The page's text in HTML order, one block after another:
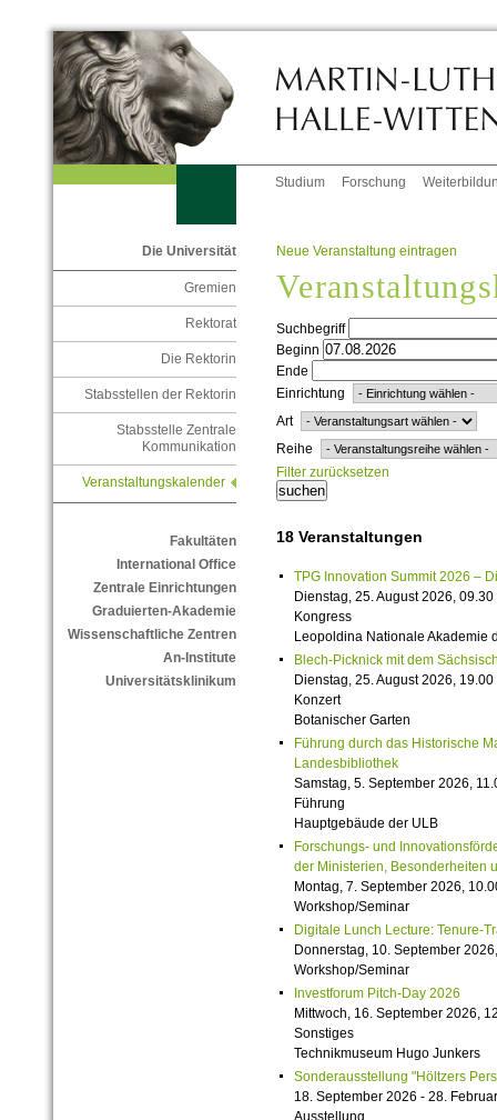
Studium Forschung
Die Universität
Gremien
Rektorat
Die Rektorin
Stabsstellen der Rektorin
Stabsstelle Zentrale
Kommunikation
Veranstaltungskalender
Fakultäten
International Office
Zentrale Einrichtungen
Graduierten-Akademie
Wissenschaftliche Zentren
An-Institute
Universitätsklinikum
Neue Veranstaltung eintragen
Suchbegriff
Beginn
Ende
Einrichtung
Art
Reihe
Filter zurücksetzen
18 Veranstaltungen
TPG Innovation Summit 2026 –
Dienstag, 25. August 2026,
Kongress
Leopoldina Nationale Akademie
Blech-Picknick mit dem
Dienstag, 25. August 2026,
Konzert
Botanischer Garten
Führung durch das Historische
Landesbibliothek
Samstag, 5. September 2026,
Führung
Hauptgebäude der ULB
Forschungs- und
der Ministerien, Besonderheiten
Montag, 7. September 2026,
Workshop/Seminar
Digitale Lunch Lecture: Tenure-
Donnerstag, 10. September
Workshop/Seminar
Investforum Pitch-Day 2026
Mittwoch, 16. September 2026,
Sonstiges
Technikmuseum Hugo Junkers
Sonderausstellung "Höltzers
18. September 2026 - 28.
Ausstellung